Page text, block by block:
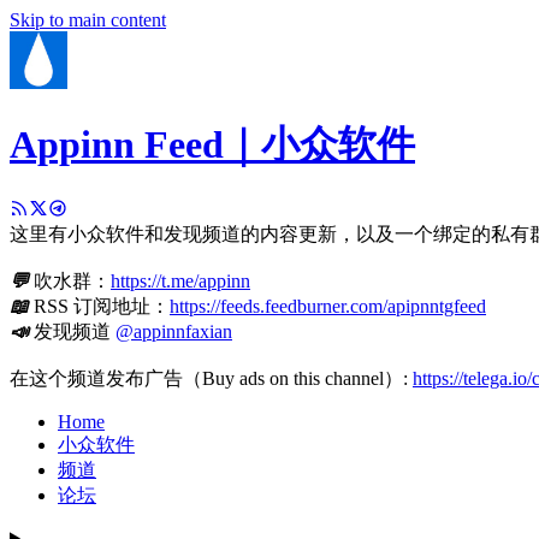
Skip to main content
Appinn Feed｜小众软件
这里有小众软件和发现频道的内容更新，以及一个绑定的私有
💬吹水群： https://t.me/appinn
📖RSS 订阅地址： https://feeds.feedburner.com/apipnntgfeed
📣发现频道 @appinnfaxian
在这个频道发布广告（Buy ads on this channel）: https://telega.io/
Home
小众软件
频道
论坛